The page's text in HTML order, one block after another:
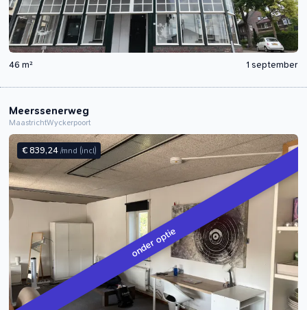
46 m² 1 september
Meerssenerweg
MaastrichtWyckerpoort
€ 839,24 /mnd (incl)
onder optie